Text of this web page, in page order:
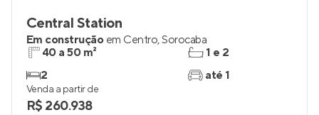
Central Station
Em construção em Centro,Sorocaba
40 a 50 m²
2
1 e 2
até 1
Venda a partir de
R$ 260.938